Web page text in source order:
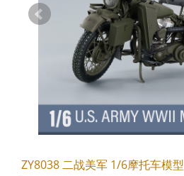
ZY8038 二战美军 1/6摩托车模型